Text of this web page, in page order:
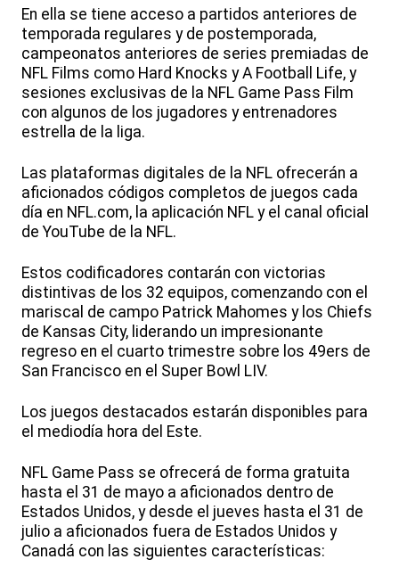
En ella se tiene acceso a partidos anteriores de
temporada regulares y de postemporada,
campeonatos anteriores de series premiadas de
NFL Films como Hard Knocks y A Football Life, y
sesiones exclusivas de la NFL Game Pass Film
con algunos de los jugadores y entrenadores
estrella de la liga.
Las plataformas digitales de la NFL ofrecerán a
aficionados códigos completos de juegos cada
día en NFL.com, la aplicación NFL y el canal oficial
de YouTube de la NFL.
Estos codificadores contarán con victorias
distintivas de los 32 equipos, comenzando con el
mariscal de campo Patrick Mahomes y los Chiefs
de Kansas City, liderando un impresionante
regreso en el cuarto trimestre sobre los 49ers de
San Francisco en el Super Bowl LIV.
Los juegos destacados estarán disponibles para
el mediodía hora del Este.
NFL Game Pass se ofrecerá de forma gratuita
hasta el 31 de mayo a aficionados dentro de
Estados Unidos, y desde el jueves hasta el 31 de
julio a aficionados fuera de Estados Unidos y
Canadá con las siguientes características: